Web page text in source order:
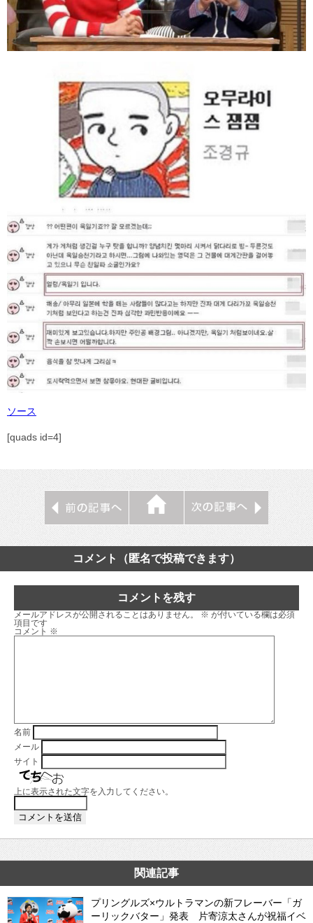
ソース
[quads id=4]
コメント（匿名で投稿できます）
コメントを残す
メールアドレスが公開されることはありません。 ※ が付いている欄は必須
項目です
コメント ※
名前
メール
サイト
上に表示された文字を入力してください。
関連記事
プリングルズ×ウルトラマンの新フレーバー「ガ
ーリックバター」発表 片寄涼太さんが祝福イベ